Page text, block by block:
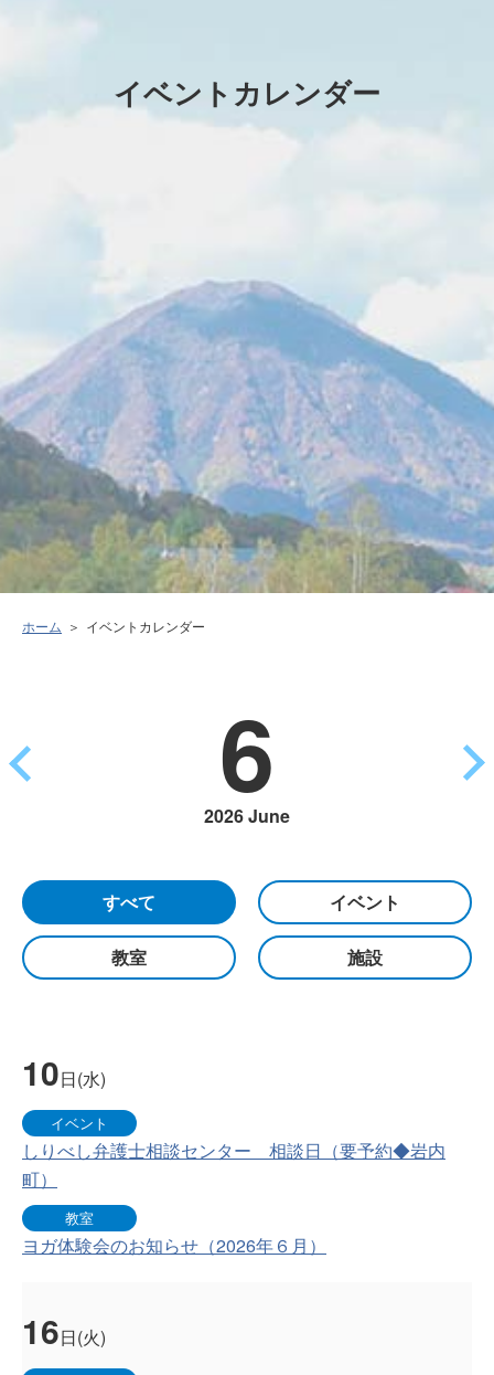
イベントカレンダー
ホーム イベントカレンダー
6
2026 June
すべて イベント
教室 施設
10日(水)
イベント
しりべし弁護士相談センター 相談日（要予約◆岩内
町）
教室
ヨガ体験会のお知らせ（2026年６月）
16日(火)